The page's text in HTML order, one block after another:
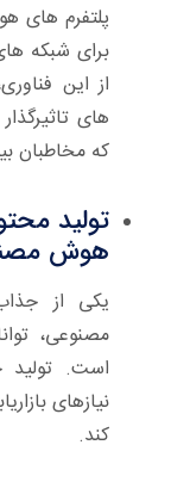
پلتفرم های
برای شبکه
از این
های
که مخاطبان
تولید
هوش
یکی از
مصنوعی،
است. تولید
نیازهای
کند.